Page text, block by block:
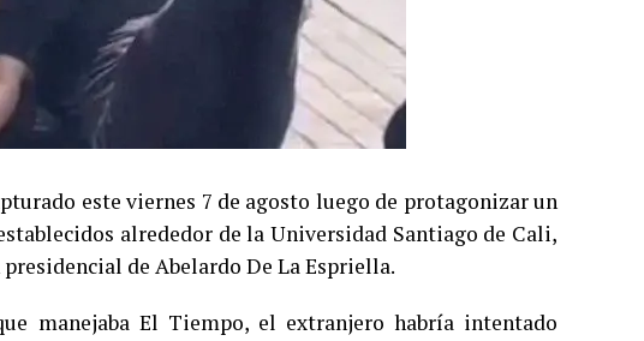
este viernes 7 de agosto luego de protagonizar un
alrededor de la Universidad Santiago de Cali,
de Abelardo De La Espriella.
manejaba El Tiempo, el extranjero habría intentado